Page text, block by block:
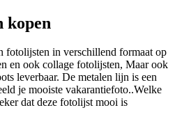
kopen
fotolijsten in verschillend formaat op
en ook collage fotolijsten, Maar ook
leverbaar. De metalen lijn is een
je mooiste vakarantiefoto..Welke
dat deze fotolijst mooi is